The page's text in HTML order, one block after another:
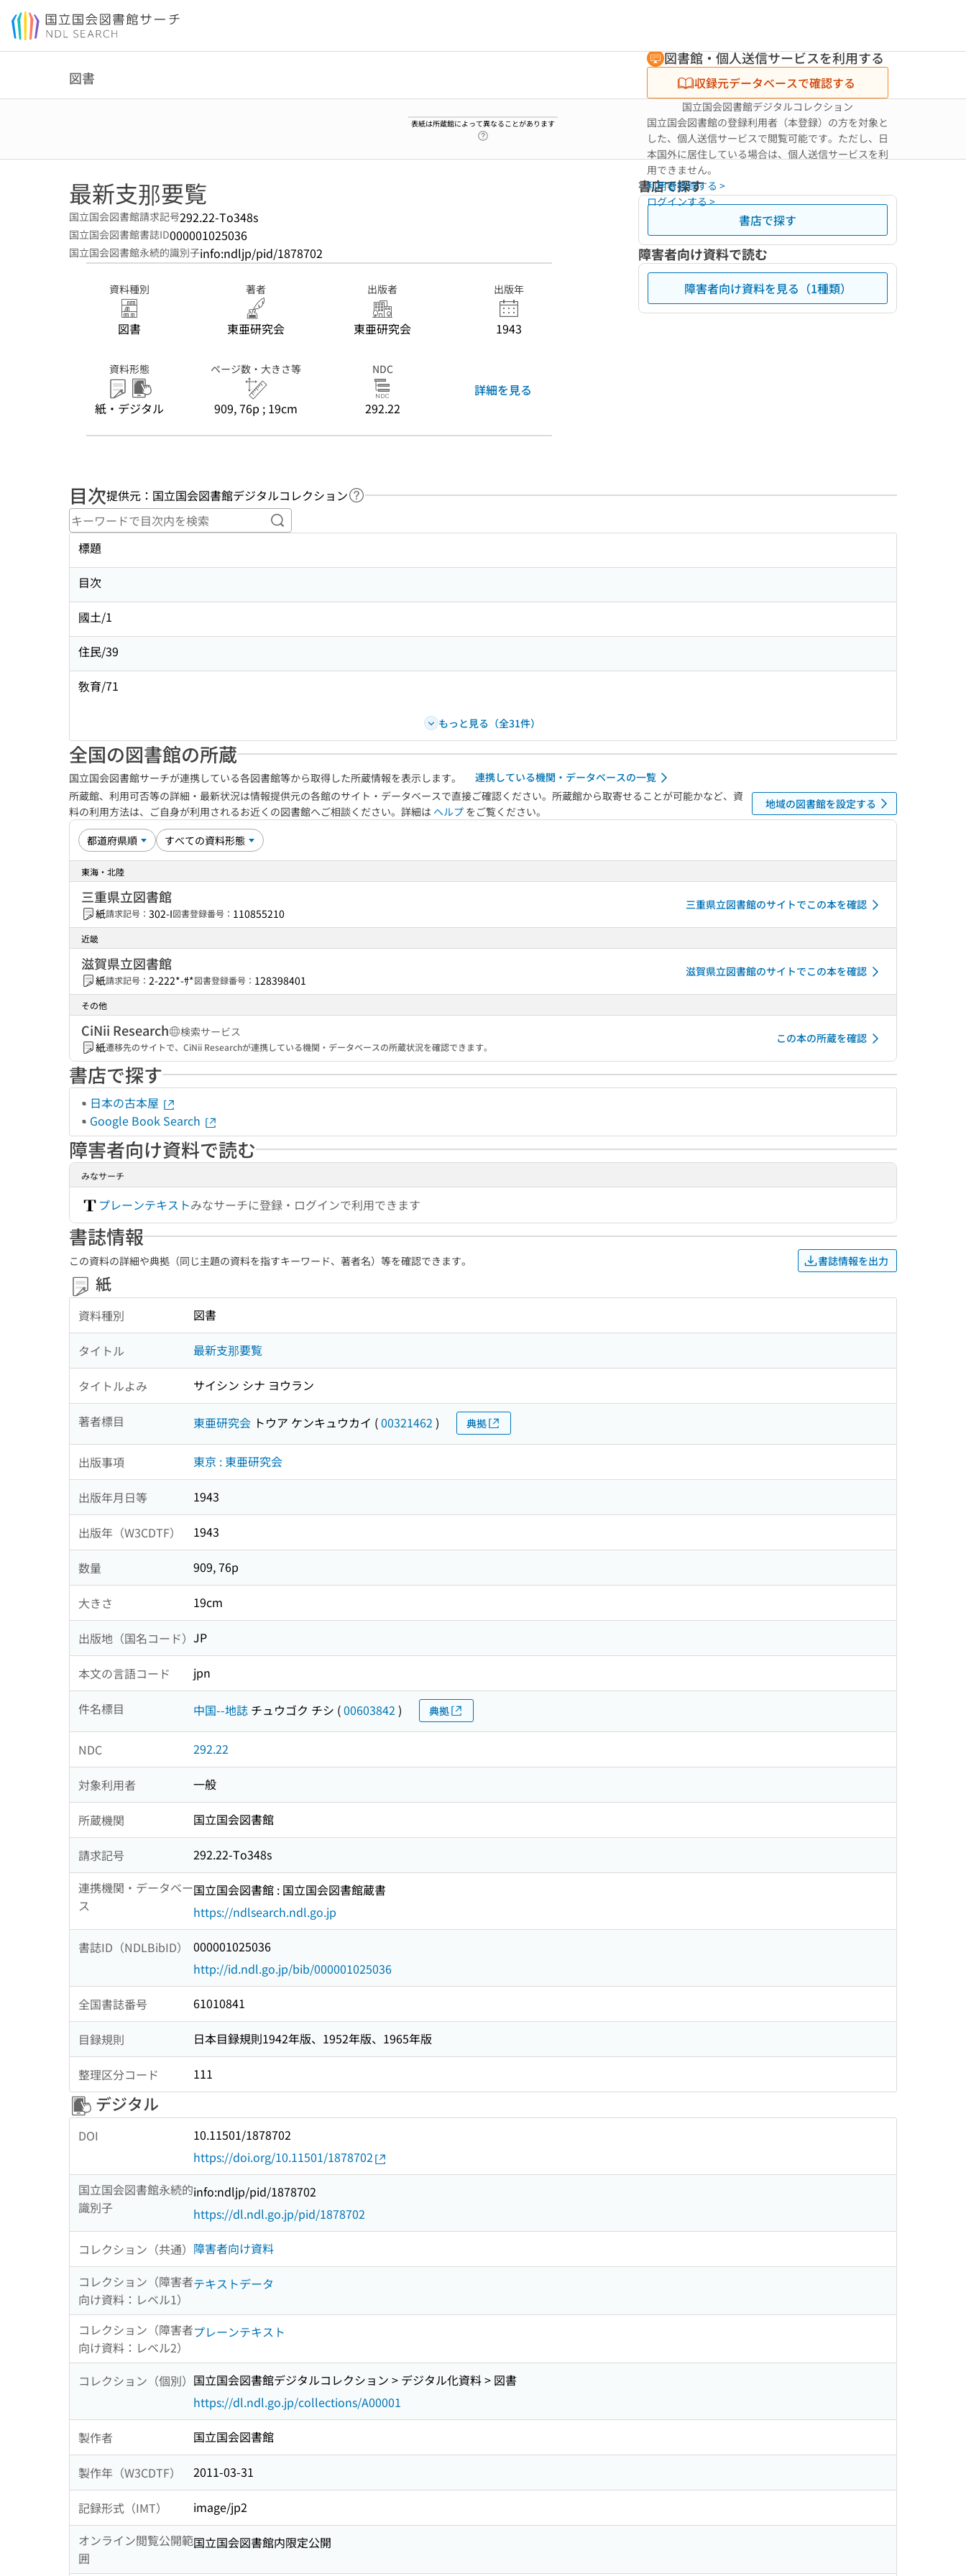
本文へ移動
図書
表紙は所蔵館によって異なることがあります
図書館・個人送信サービスを利用する
収録元データベースで確認する
国立国会図書館デジタルコレクション
国立国会図書館の登録利用者（本登録）の方を対象と
した、個人送信サービスで閲覧可能です。ただし、日
本国外に居住している場合は、個人送信サービスを利
用できません。
利用者登録する >
ログインする >
最新支那要覧
国立国会図書館請求記号292.22-To348s
国立国会図書館書誌ID000001025036
国立国会図書館永続的識別子info:ndljp/pid/1878702
資料種別
図書
著者
東亜研究会
出版者
東亜研究会
出版年
1943
資料形態
紙・デジタル
ページ数・大きさ等
909, 76p ; 19cm
NDC
292.22
詳細を見る
書店で探す
書店で探す
障害者向け資料で読む
障害者向け資料を見る（1種類）
目次提供元：国立国会図書館デジタルコレクション ヘルプページへのリンク
キーワードで目次内を検索
標題
目次
國土/1
住民/39
敎育/71
もっと見る（全31件）
全国の図書館の所蔵
国立国会図書館サーチが連携している各図書館等から取得した所蔵情報を表示します。
連携している機関・データベースの一覧
所蔵館、利用可否等の詳細・最新状況は情報提供元の各館のサイト・データベースで直接ご確認ください。所蔵館から取寄せることが可能かなど、資
料の利用方法は、ご自身が利用されるお近くの図書館へご相談ください。詳細は ヘルプ をご覧ください。
地域の図書館を設定する
東海・北陸
三重県立図書館
紙請求記号： 302-I図書登録番号： 110855210
三重県立図書館のサイトでこの本を確認
近畿
滋賀県立図書館
紙請求記号： 2-222*-ｻ*図書登録番号： 128398401
滋賀県立図書館のサイトでこの本を確認
その他
CiNii Research
検索サービス
紙遷移先のサイトで、CiNii Researchが連携している機関・データベースの所蔵状況を確認できます。
この本の所蔵を確認
書店で探す
日本の古本屋
Google Book Search
障害者向け資料で読む
みなサーチ
プレーンテキストみなサーチに登録・ログインで利用できます
書誌情報
この資料の詳細や典拠（同じ主題の資料を指すキーワード、著者名）等を確認できます。 書誌情報を出力
紙
資料種別 図書
タイトル 最新支那要覧
タイトルよみ サイシン シナ ヨウラン
著者標目 東亜研究会 トウア ケンキュウカイ (00321462 ) 典拠
出版事項 東京 : 東亜研究会
出版年月日等 1943
出版年（W3CDTF） 1943
数量 909, 76p
大きさ 19cm
出版地（国名コード） JP
本文の言語コード jpn
件名標目 中国--地誌 チュウゴク チシ (00603842 ) 典拠
NDC 292.22
対象利用者 一般
所蔵機関 国立国会図書館
請求記号
292.22-To348s
連携機関・データベー
ス
国立国会図書館 : 国立国会図書館蔵書
https://ndlsearch.ndl.go.jp
書誌ID（NDLBibID）
000001025036
http://id.ndl.go.jp/bib/000001025036
全国書誌番号 61010841
目録規則 日本目録規則1942年版、1952年版、1965年版
整理区分コード 111
デジタル
DOI
10.11501/1878702
https://doi.org/10.11501/1878702
国立国会図書館永続的
識別子
info:ndljp/pid/1878702
https://dl.ndl.go.jp/pid/1878702
コレクション（共通） 障害者向け資料
コレクション（障害者
向け資料：レベル1）
テキストデータ
コレクション（障害者
向け資料：レベル2）
プレーンテキスト
コレクション（個別） 国立国会図書館デジタルコレクション > デジタル化資料 > 図書
https://dl.ndl.go.jp/collections/A00001
製作者 国立国会図書館
製作年（W3CDTF） 2011-03-31
記録形式（IMT）
image/jp2
オンライン閲覧公開範
囲
国立国会図書館内限定公開